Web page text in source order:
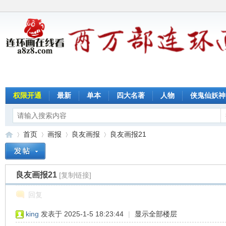
权限开通 最新 单本 四大名著 人物 侠鬼仙妖神
»
首页
›
画报
›
良友画报 良友画报21
良友画报21 [复制链接]
回复
king 发表于 2025-1-5 18:23:44 | 显示全部楼层